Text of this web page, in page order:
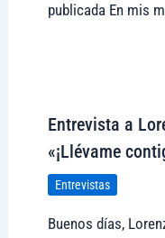
publicada En mis
Entrevista a
«¡Llévame
Entrevistas
Buenos días,